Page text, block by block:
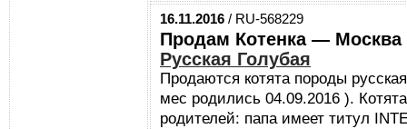
16.11.2016 / RU-568229
Продам Котенка — Москва
Русская Голубая
Продаются котята породы
мес родились 04.09.2016 ).
родителей: папа имеет титул